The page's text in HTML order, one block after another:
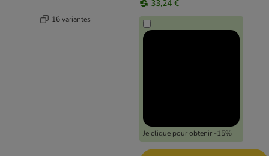
16 variantes
33,24 €
Je clique pour obtenir -15%